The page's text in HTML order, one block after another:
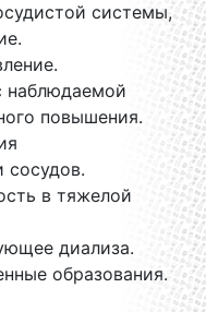
системы,
наблюдаемой
повышения.
сосудов.
в тяжелой
диализа.
образования.